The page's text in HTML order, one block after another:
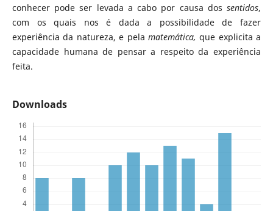
conhecer pode ser levada a cabo por causa dossentidos,
com os quais nos é dada a possibilidade de fazer
experiência da natureza, e pela matemática, que explicita a
capacidade humana de pensar a respeito da experiência
feita.
Downloads